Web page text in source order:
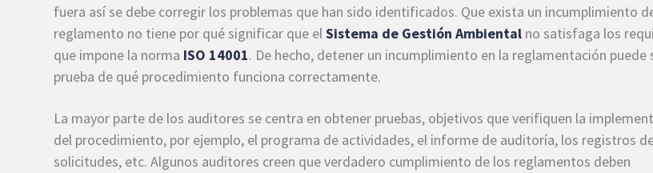
fuera así se debe corregir los problemas que han sido identificados. Que exista un incumplimiento
reglamento no tiene por qué significar que elSistema de Gestión Ambiental no satisfaga los
que impone la norma ISO 14001. De hecho, detener un incumplimiento en la reglamentación puede
prueba de qué procedimiento funciona correctamente.
La mayor parte de los auditores se centra en obtener pruebas, objetivos que verifiquen la
del procedimiento, por ejemplo, el programa de actividades, el informe de auditoría, los registros
solicitudes, etc. Algunos auditores creen que verdadero cumplimiento de los reglamentos deben